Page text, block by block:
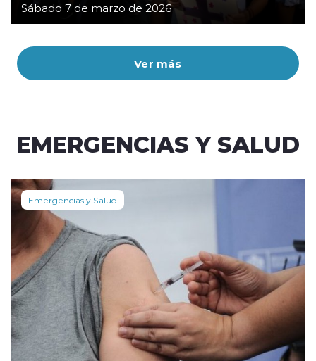
Ver más
Sábado 7 de marzo de 2026
EMERGENCIAS Y SALUD
Emergencias y Salud